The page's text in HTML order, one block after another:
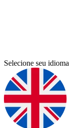
Selecione seu idioma